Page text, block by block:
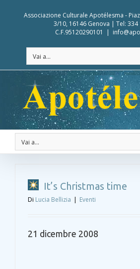
Associazione Culturale Apotélesma -
3/10, 16146 Genova | Tel: 334
C.F.95120290101
|
Vai a...
Vai a...
It’s Christmas time
Di Lucia Bellizia | Eventi
21 dicembre 2008